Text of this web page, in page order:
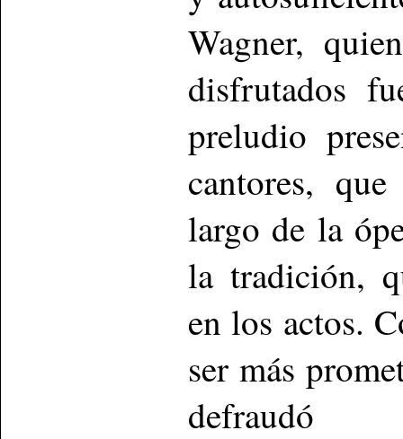
Wagner,
disfrutados
preludio
cantores,
largo de la
la tradición,
en los actos.
ser más
defraudó